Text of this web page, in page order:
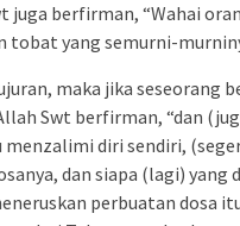
juga berfirman, “Wahai
tobat yang semurni-
maka jika seseorang
Swt berfirman, “dan
diri sendiri,
dan siapa (lagi) yang
perbuatan dosa